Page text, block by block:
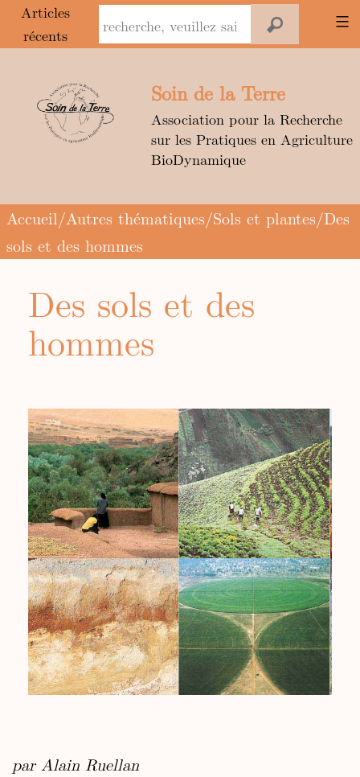
Aller
contenu
Soin de la Terre
Association pour la Recherche
sur les Pratiques en Agriculture
BioDynamique
Articles
récents
Accueil/Autres thématiques/Sols et plantes/Des
sols et des hommes
Des sols et des
hommes
par Alain Ruellan
Panneau de gestion des cookies